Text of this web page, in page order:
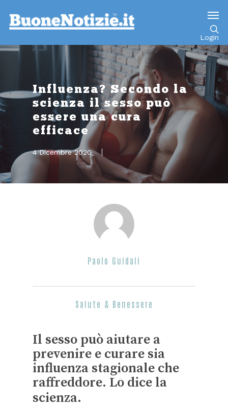
Login
Influenza? Secondo la
scienza il sesso può
essere una cura
efficace
4 Dicembre 2020
Paolo Guidali
Salute & Benessere
Il sesso può aiutare a
prevenire e curare sia
influenza stagionale che
raffreddore. Lo dice la
scienza.
Go to mobile version